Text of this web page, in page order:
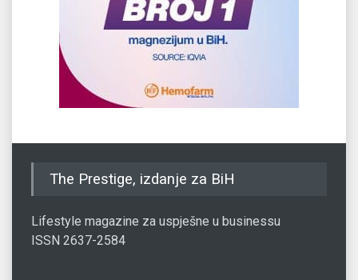
The Prestige, izdanje za BiH
Lifestyle magazine za uspješne u businessu
ISSN 2637-2584